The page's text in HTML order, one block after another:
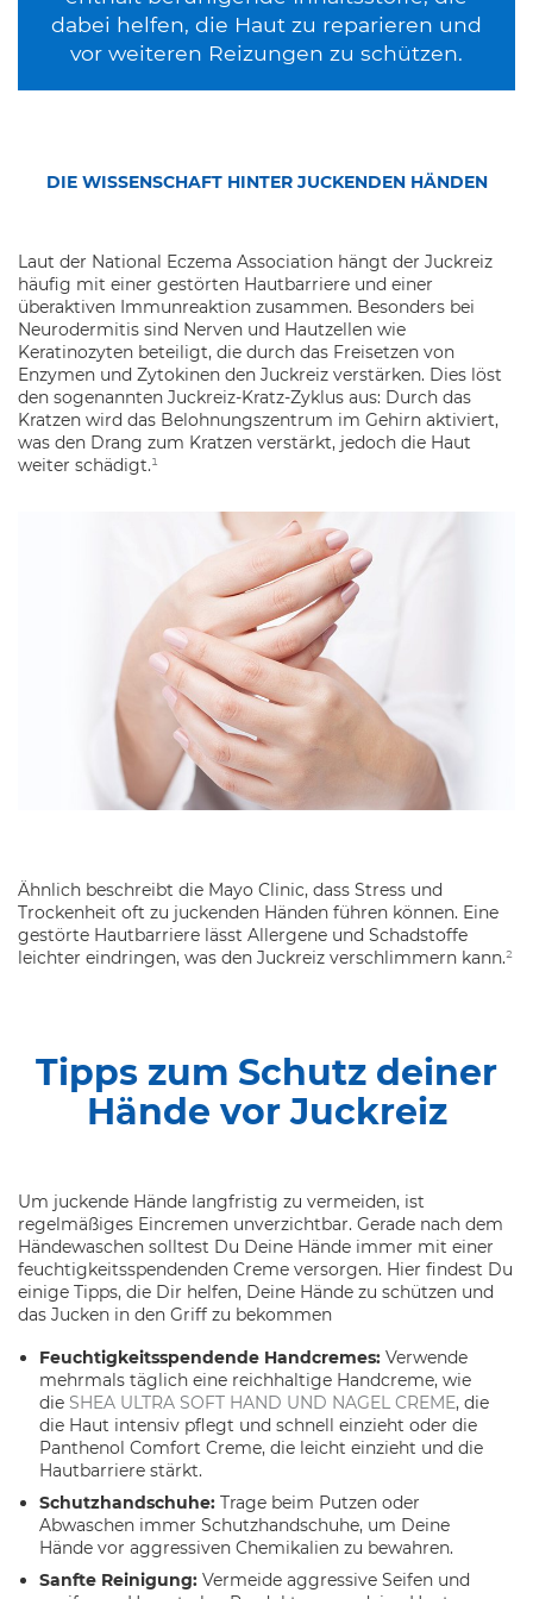
dabei helfen, die Haut zu reparieren und
vor weiteren Reizungen zu schützen.
DIE WISSENSCHAFT HINTER JUCKENDEN HÄNDEN
Laut der National Eczema Association hängt der Juckreiz
häufig mit einer gestörten Hautbarriere und einer
überaktiven Immunreaktion zusammen. Besonders bei
Neurodermitis sind Nerven und Hautzellen wie
Keratinozyten beteiligt, die durch das Freisetzen von
Enzymen und Zytokinen den Juckreiz verstärken. Dies löst
den sogenannten Juckreiz-Kratz-Zyklus aus: Durch das
Kratzen wird das Belohnungszentrum im Gehirn aktiviert,
was den Drang zum Kratzen verstärkt, jedoch die Haut
weiter schädigt.¹
Ähnlich beschreibt die Mayo Clinic, dass Stress und
Trockenheit oft zu juckenden Händen führen können. Eine
gestörte Hautbarriere lässt Allergene und Schadstoffe
leichter eindringen, was den Juckreiz verschlimmern kann.²
Tipps zum Schutz deiner
Hände vor Juckreiz
Um juckende Hände langfristig zu vermeiden, ist
regelmäßiges Eincremen unverzichtbar. Gerade nach dem
Händewaschen solltest Du Deine Hände immer mit einer
feuchtigkeitsspendenden Creme versorgen. Hier findest Du
einige Tipps, die Dir helfen, Deine Hände zu schützen und
das Jucken in den Griff zu bekommen
Feuchtigkeitsspendende Handcremes:Verwende
mehrmals täglich eine reichhaltige Handcreme, wie
die SHEA ULTRA SOFT HAND UND NAGEL CREME, die
die Haut intensiv pflegt und schnell einzieht oder die
Panthenol Comfort Creme, die leicht einzieht und die
Hautbarriere stärkt.
Schutzhandschuhe:Trage beim Putzen oder
Abwaschen immer Schutzhandschuhe, um Deine
Hände vor aggressiven Chemikalien zu bewahren.
Sanfte Reinigung:Vermeide aggressive Seifen und